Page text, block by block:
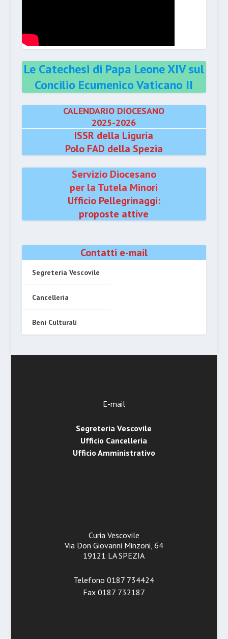
Le Catechesi di Papa Leone XIV sul
Concilio Ecumenico Vaticano II
CALENDARIO DIOCESANO
2025-2026
ISSR della Liguria
Polo FAD della Spezia
Servizio Diocesano
per la Tutela Minori
Ufficio Pellegrinaggi:
proposte attive
Contatti e-mail
Segreteria Vescovile
Cancelleria
Beni Culturali
E-mail
Segreteria Vescovile
Ufficio Cancelleria
Ufficio Amministrativo
Curia Vescovile
Via Don Giovanni Minzoni, 64
19121 LA SPEZIA
Telefono 0187 734424
Fax 0187 732187